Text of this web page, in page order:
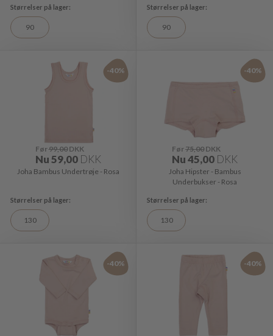
90 90
-40%
Før99,00DKK
Nu59,00 DKK
Joha Bambus Undertrøje - Rosa
130
-40%
Før75,00 DKK
Nu45,00 DKK
Joha Hipster - Bambus
Underbukser - Rosa
130
-40% -40%